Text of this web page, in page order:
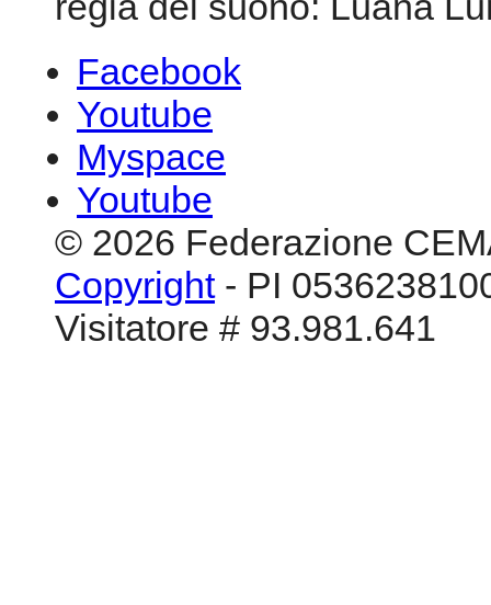
Facebook
Youtube
Myspace
Youtube
© 2026 Federazione
Copyright- PI
Visitatore # 93.981.641